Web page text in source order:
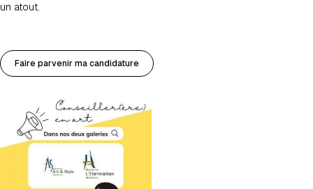
un atout.
Faire parvenir ma candidature